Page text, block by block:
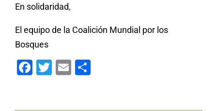
En solidaridad,
El equipo de la Coalición Mundial por los
Bosques
Facebook
Twitter
Email